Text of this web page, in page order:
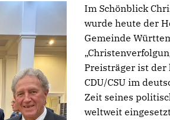
Im Schönblick
wurde heute der
Gemeinde
Preisträger ist
CDU/CSU im
Zeit seines
weltweit